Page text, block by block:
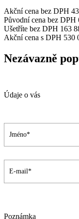
Akční cena bez DPH
Původní cena bez DPH
Ušetříte bez DPH 163
Akční cena s DPH 530
Nezávazně
Údaje o vás
Poznámka